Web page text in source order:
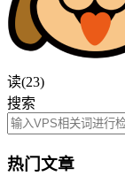
读(23)
搜索
热门文章